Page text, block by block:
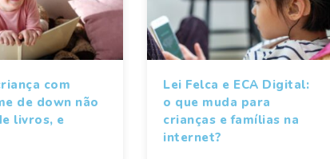
com
de down não
livros, e
Lei Felca e ECA Digital:
o que muda para
crianças e famílias na
internet?